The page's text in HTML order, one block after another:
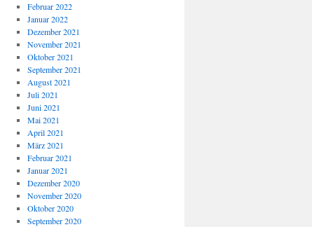
Februar 2022
Januar 2022
Dezember 2021
November 2021
Oktober 2021
September 2021
August 2021
Juli 2021
Juni 2021
Mai 2021
April 2021
März 2021
Februar 2021
Januar 2021
Dezember 2020
November 2020
Oktober 2020
September 2020